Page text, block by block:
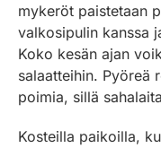
mykeröt paistetaan
valkosipulin kanssa
Koko kesän ajan
salaatteihin. Pyöreä
poimia, sillä
Kosteilla paikoilla,